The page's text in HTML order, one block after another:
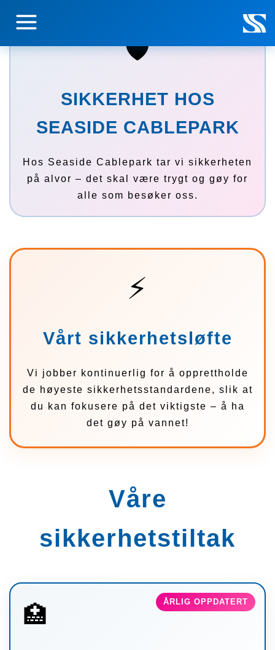
ÅPNINGSTIDER
ARRANGEMENTER
🛡️
SIKKERHET HOS
SEASIDE CABLEPARK
Hos Seaside Cablepark tar vi sikkerheten
på alvor – det skal være trygt og gøy for
alle som besøker oss.
⚡
Vårt sikkerhetsløfte
Vi jobber kontinuerlig for å opprettholde
de høyeste sikkerhetsstandardene, slik at
du kan fokusere på det viktigste – å ha
det gøy på vannet!
Våre
sikkerhetstiltak
🏥
ÅRLIG OPPDATERT